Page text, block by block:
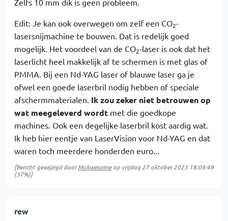
Zelfs 10 mm dik is geen probleem.
Edit: Je kan ook overwegen om zelf een CO2-
lasersnijmachine te bouwen. Dat is redelijk goed
mogelijk. Het voordeel van de CO2-laser is ook dat het
laserlicht heel makkelijk af te schermen is met glas of
PMMA. Bij een Nd-YAG laser of blauwe laser ga je
ofwel een goede laserbril nodig hebben of speciale
afschermmaterialen. Ik zou zeker niet betrouwen op
wat meegeleverd wordt met die goedkope
machines. Ook een degelijke laserbril kost aardig wat.
Ik heb hier eentje van LaserVision voor Nd-YAG en dat
waren toch meerdere honderden euro...
[Bericht gewijzigd doorMcAwesomeop vrijdag 27 oktober 2023 18:09:49
(37%)]
rew